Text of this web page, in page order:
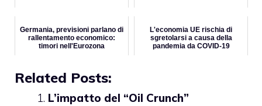
Germania, previsioni parlano di
rallentamento economico:
timori nell'Eurozona
L'economia UE rischia di
sgretolarsi a causa della
pandemia da COVID-19
Related Posts:
L’impatto del “Oil Crunch”